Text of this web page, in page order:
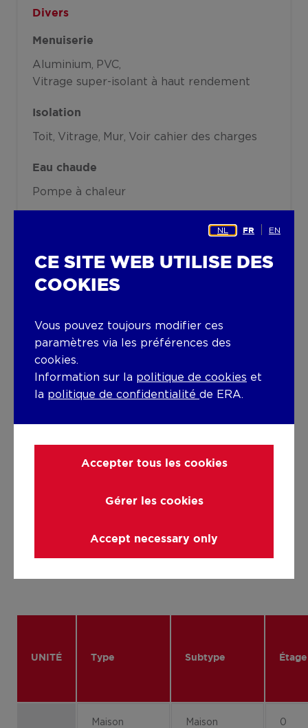
Divers
Menuiserie
Aluminium
PVC
Vitrage super-isolant à haut rendement
Isolation
Toit Vitrage Mur Voir cahier des charges
Eau chaude
Pompe à chaleur
Divers
Système d'aération
mentions légales
UNITÉ Type Subtype Étage
Maison
Maison
0
NL FR EN
CE SITE WEB UTILISE DES
COOKIES
Vous pouvez toujours modifier ces
paramètres via les préférences des
cookies.
Information sur la politique de cookies et
la politique de confidentialité de ERA.
Accepter tous les cookies
Gérer les cookies
Accept necessary only